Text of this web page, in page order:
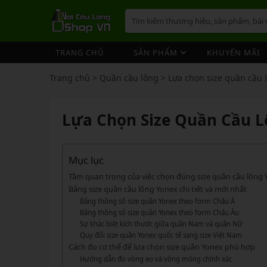
TRANG CHỦ SẢN PHẨM
VỢT CẦU LÔNG
Vợt Cầu Lông Victor
Vợt Cầu Lông Mizuno
Vợt Cầu Lông Hundred
GIÀY CẦU LÔNG
Giày Cầu Lông Mizuno
Giày Cầu Lông Hundred
Xem thêm
PHỤ KIỆN CẦU LÔNG
Cước Cầu Lông
Ống Cầu Lông
Cuốn Cán Cầu Lông
VỢT PICKLEBALL
Vợt Pickleball Joola
Vợt Pickleball Sypik
Vợt Pickleball Lining
VỢT CẦU LÔNG
VỢT
VỢT
GIÀY
GIÀY
GIÀY
GIÀY
GIÀY
ÁO CẦU LÔNG
ÁO
ÁO
QUẦN
QUẦN
TÚI/
TÚI/
TÚI/
PHỤ KIỆN CẦU LÔNG
CƯỚC
ỐNG
MÁY ĐAN
PHỤ
VỢT PICKLEBALL
PHỤ KIỆN PICKLE BALL
NÓN
BÓNG
KHUYẾN MÃI
Trang chủ > Quần cầu lông > Lựa chọn size quần
Lựa Chọn Size Quần Cầu
Mục lục
Tầm quan trọng của việc chọn đúng size quần cầu lông
Bảng size quần cầu lông Yonex chi tiết và mới nhất
Bảng thông số size quần Yonex theo form Châu Á
Bảng thông số size quần Yonex theo form Châu Âu
Sự khác biệt kích thước giữa quần Nam và quần Nữ
Quy đổi size quần Yonex quốc tế sang size Việt Nam
Cách đo cơ thể để lựa chọn size quần Yonex phù hợp
Hướng dẫn đo vòng eo và vòng mông chính xác